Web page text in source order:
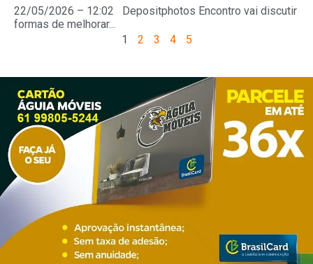
22/05/2026 – 12:02 Depositphotos Encontro vai discutir
formas de melhorar...
1
2 3 4 5